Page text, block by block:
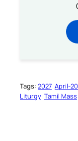
Tags: 2027 April-
Liturgy Tamil Mass